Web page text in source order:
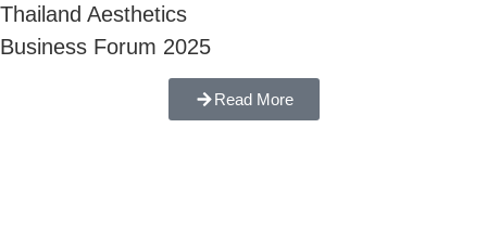
Thailand Aesthetics
Business Forum 2025
Read More